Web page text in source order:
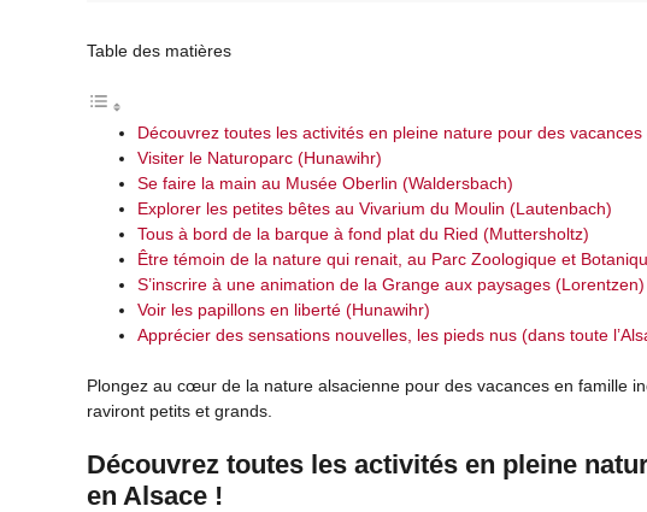
Table des matières
Découvrez toutes les activités en pleine nature pour des vacances
Visiter le Naturoparc (Hunawihr)
Se faire la main au Musée Oberlin (Waldersbach)
Explorer les petites bêtes au Vivarium du Moulin (Lautenbach)
Tous à bord de la barque à fond plat du Ried (Muttersholtz)
Être témoin de la nature qui renait, au Parc Zoologique et
S’inscrire à une animation de la Grange aux paysages (Lorentzen)
Voir les papillons en liberté (Hunawihr)
Apprécier des sensations nouvelles, les pieds nus (dans toute
Plongez au cœur de la nature alsacienne pour des vacances en famille
raviront petits et grands.
Découvrez toutes les activités en pleine
en Alsace !